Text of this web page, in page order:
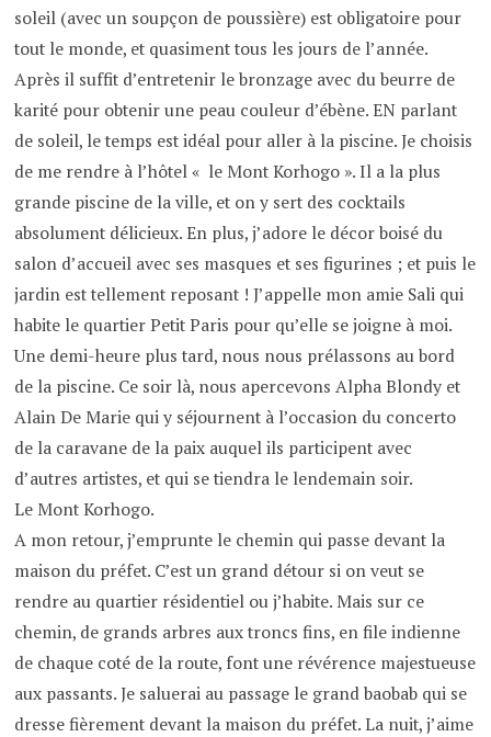
soleil (avec un soupçon de poussière) est obligatoire pour
tout le monde, et quasiment tous les jours de l’année.
Après il suffit d’entretenir le bronzage avec du beurre de
karité pour obtenir une peau couleur d’ébène. EN parlant
de soleil, le temps est idéal pour aller à la piscine. Je choisis
de me rendre à l’hôtel « le Mont Korhogo ». Il a la plus
grande piscine de la ville, et on y sert des cocktails
absolument délicieux. En plus, j’adore le décor boisé du
salon d’accueil avec ses masques et ses figurines ; et puis le
jardin est tellement reposant ! J’appelle mon amie Sali qui
habite le quartier Petit Paris pour qu’elle se joigne à moi.
Une demi-heure plus tard, nous nous prélassons au bord
de la piscine. Ce soir là, nous apercevons Alpha Blondy et
Alain De Marie qui y séjournent à l’occasion du concerto
de la caravane de la paix auquel ils participent avec
d’autres artistes, et qui se tiendra le lendemain soir.
Le Mont Korhogo.
A mon retour, j’emprunte le chemin qui passe devant la
maison du préfet. C’est un grand détour si on veut se
rendre au quartier résidentiel ou j’habite. Mais sur ce
chemin, de grands arbres aux troncs fins, en file indienne
de chaque coté de la route, font une révérence majestueuse
aux passants. Je saluerai au passage le grand baobab qui se
dresse fièrement devant la maison du préfet. La nuit, j’aime